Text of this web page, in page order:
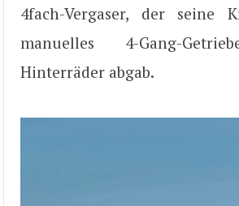
4fach-Vergaser, der seine
manuelles 4-Gang-
Hinterräder abgab.